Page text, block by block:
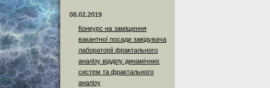
08.02.2019
Конкурс на заміщення
вакантної посади завідувача
лабораторії фрактального
аналізу відділу динамічних
систем та фрактального
аналізу